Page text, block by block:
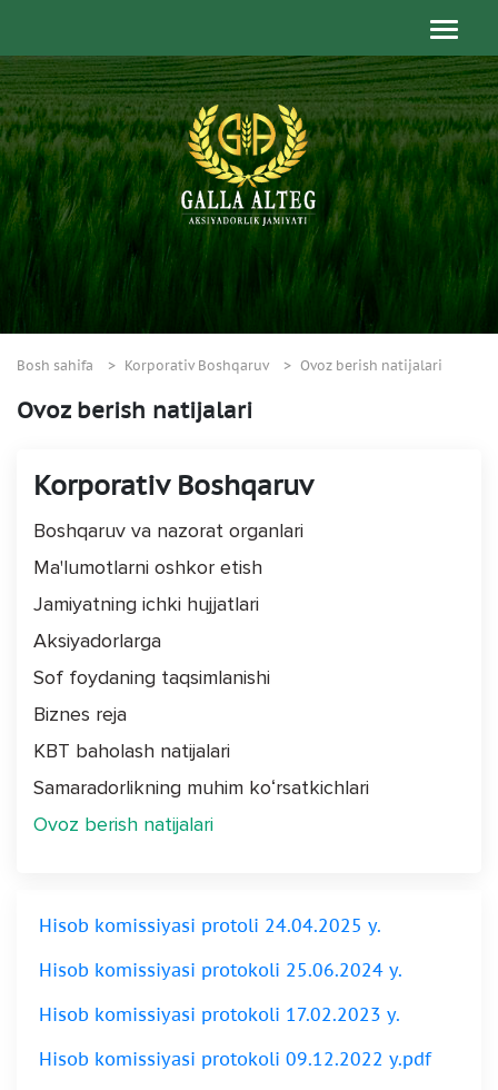
Bosh sahifa Korporativ Boshqaruv Ovoz berish natijalari
Ovoz berish natijalari
Hisob komissiyasi protoli 24.04.2025 y.
Hisob komissiyasi protokoli 25.06.2024 y.
Hisob komissiyasi protokoli 17.02.2023 y.
Hisob komissiyasi protokoli 09.12.2022 y.pdf
Korporativ Boshqaruv
Boshqaruv va nazorat organlari
Ma'lumotlarni oshkor etish
Jamiyatning ichki hujjatlari
Aksiyadorlarga
Sof foydaning taqsimlanishi
Biznes reja
KBT baholash natijalari
Samaradorlikning muhim koʻrsatkichlari
Ovoz berish natijalari